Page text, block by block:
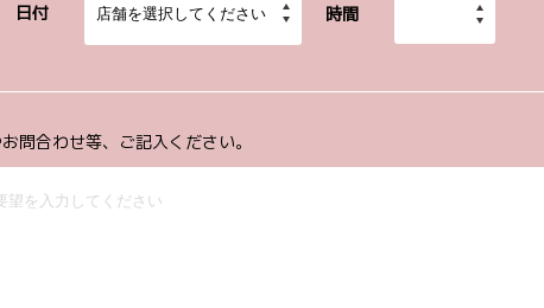
日付 時間
問合わせ等、ご記入ください。